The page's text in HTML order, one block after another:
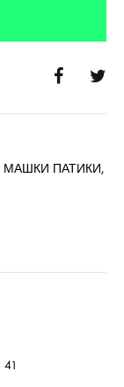
МАШКИ ПАТИКИ,
41